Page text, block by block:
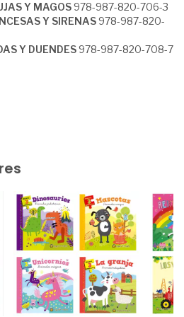
Y MAGOS 978-987-820-706-3
Y SIRENAS 978-987-820-
Y DUENDES 978-987-820-708-7